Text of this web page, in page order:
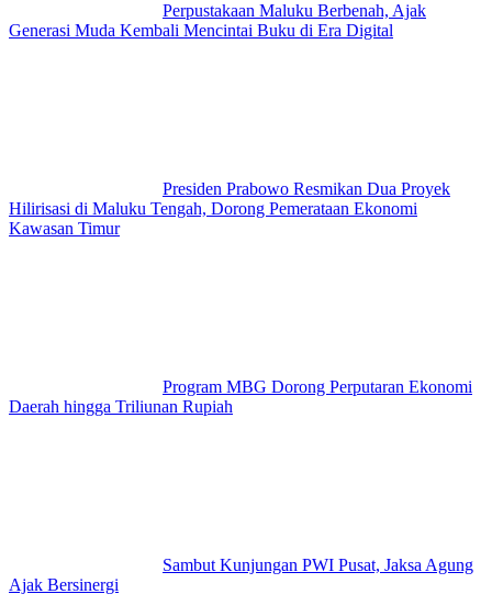
Perpustakaan Maluku Berbenah, Ajak
Generasi Muda Kembali Mencintai Buku di Era Digital
Presiden Prabowo Resmikan Dua Proyek
Hilirisasi di Maluku Tengah, Dorong Pemerataan Ekonomi
Kawasan Timur
Program MBG Dorong Perputaran Ekonomi
Daerah hingga Triliunan Rupiah
Sambut Kunjungan PWI Pusat, Jaksa Agung
Ajak Bersinergi